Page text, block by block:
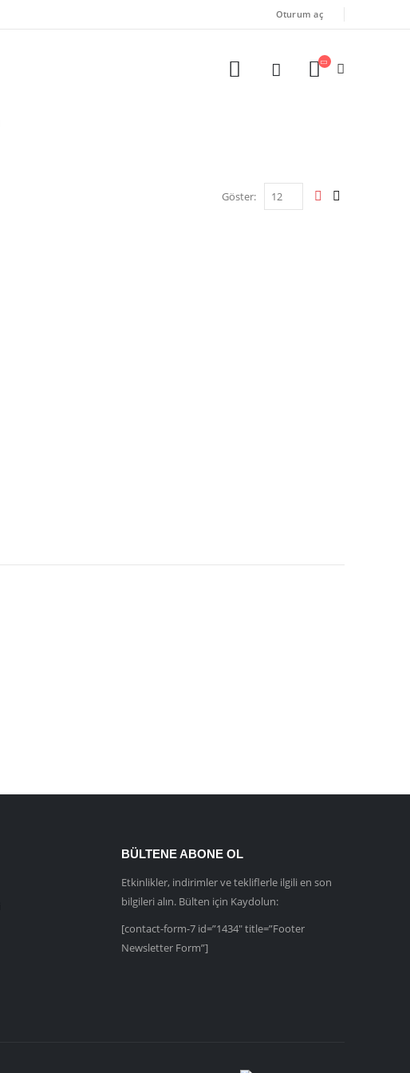
Oturum aç
Göster:
BÜLTENE ABONE OL
Etkinlikler, indirimler ve tekliflerle ilgili en son
bilgileri alın. Bülten için Kaydolun:
[contact-form-7 id=”1434″ title=”Footer
Newsletter Form”]